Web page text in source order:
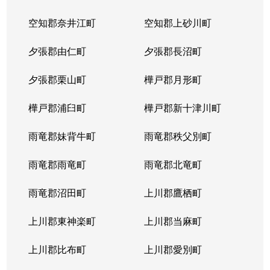
空知郡奈井江町 空知郡上砂川町
夕張郡由仁町 夕張郡長沼町
夕張郡栗山町 樺戸郡月形町
樺戸郡浦臼町 樺戸郡新十津川町
雨竜郡妹背牛町 雨竜郡秩父別町
雨竜郡雨竜町 雨竜郡北竜町
雨竜郡沼田町 上川郡鷹栖町
上川郡東神楽町 上川郡当麻町
上川郡比布町 上川郡愛別町